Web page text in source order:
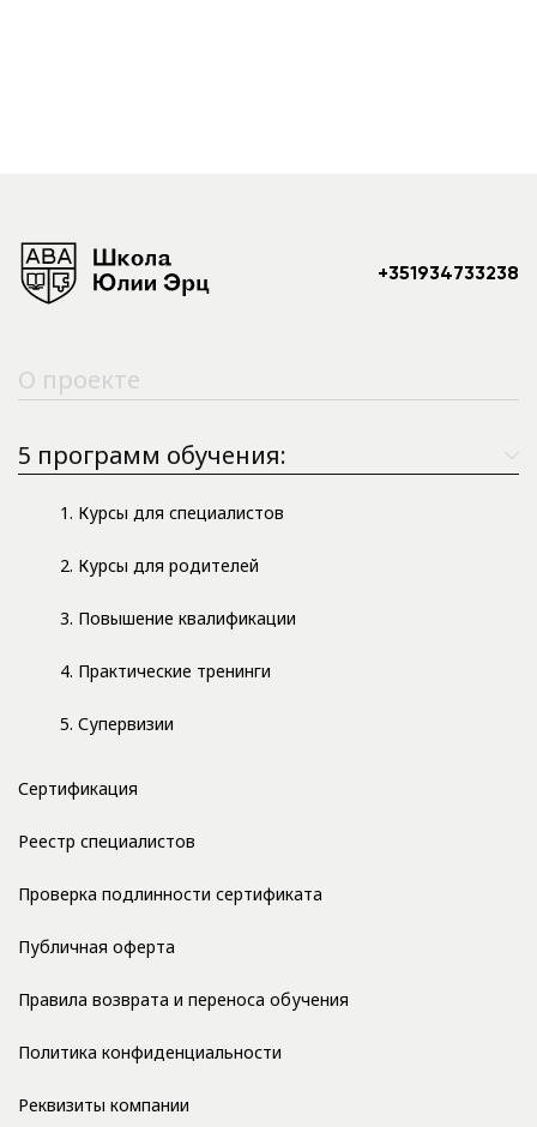
+351934733238
О проекте
5 программ обучения:
1. Курсы для специалистов
2. Курсы для родителей
3. Повышение квалификации
4. Практические тренинги
5. Супервизии
Сертификация
Реестр специалистов
Проверка подлинности сертификата
Публичная оферта
Правила возврата и переноса обучения
Политика конфиденциальности
Реквизиты компании